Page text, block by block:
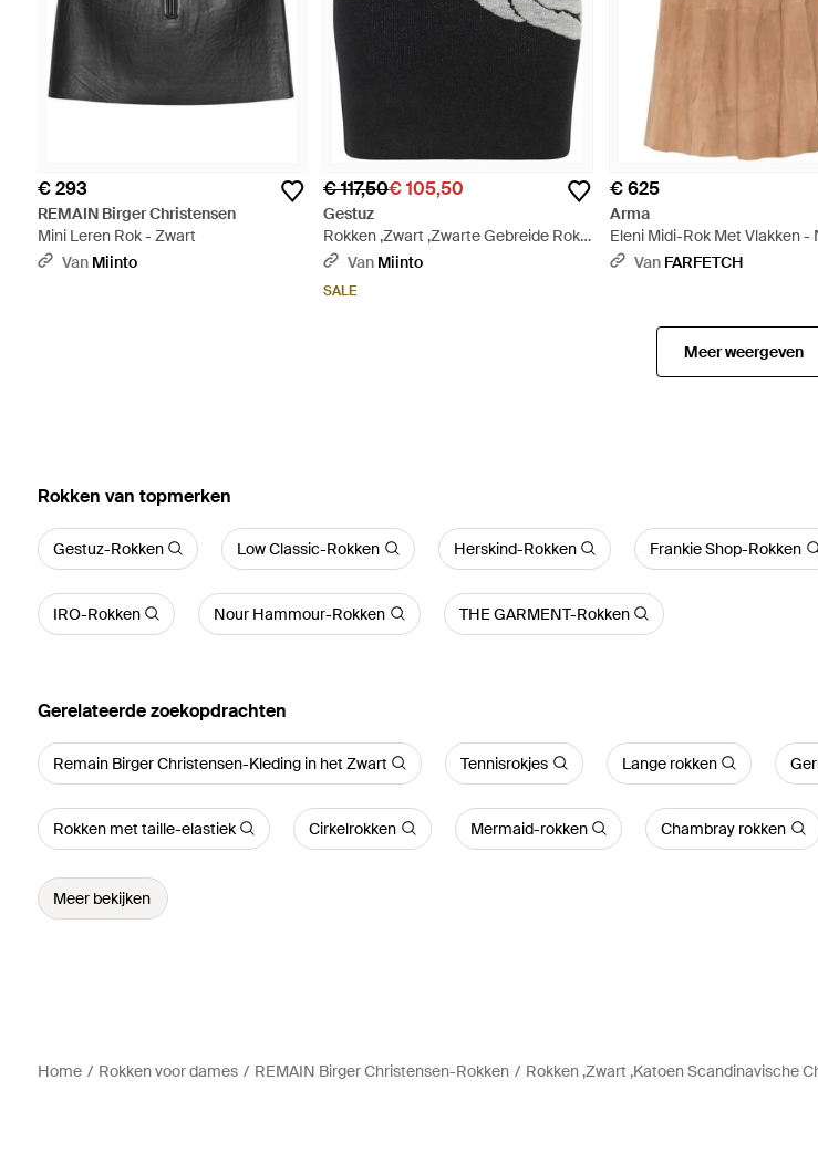
€ 293
REMAIN Birger Christensen
Mini Leren Rok - Zwart
Van Miinto
€ 117,50€ 105,50
Gestuz
Rokken ,Zwart ,Zwarte Gebreide Rok
Met Slim Fit - Zwart
Van Miinto
SALE
€ 625
Arma
Eleni Midi-Rok Met Vlakken -
Van FARFETCH
Meer weergeven
‪Rokken‬ van topmerken
Gestuz-Rokken Low Classic-Rokken Herskind-Rokken Frankie Shop-Rokken
IRO-Rokken Nour Hammour-Rokken THE GARMENT-Rokken
Gerelateerde zoekopdrachten
Remain Birger Christensen-Kleding in het Zwart Tennisrokjes Lange rokken
Rokken met taille-elastiek Cirkelrokken Mermaid-rokken Chambray rokken
Meer bekijken
Home Rokken voor dames REMAIN Birger Christensen-Rokken Rokken ,Zwart ,Katoen Scandinavische